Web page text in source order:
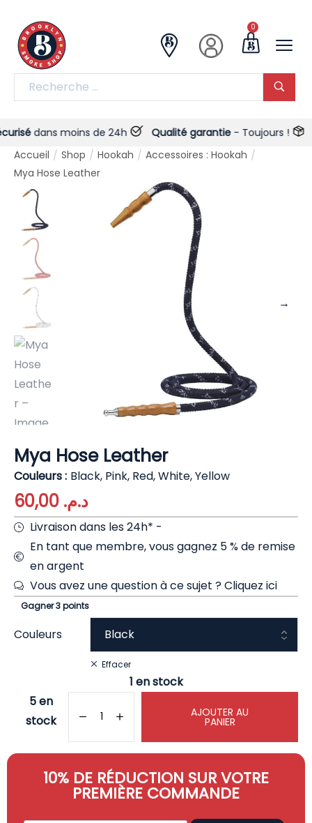
0
dans moins de 24h Qualité garantie- Toujours !
Accueil / Shop / Hookah / Accessoires : Hookah /
Mya Hose Leather
Mya Hose Leather
Couleurs Black, Pink, Red, White, Yellow
د.م.
Livraison dans les 24h* -
En tant que membre, vous gagnez 5 % de remise
en argent
Vous avez une question à ce sujet ?Cliquez ici
Gagner 3 points
Couleurs
Effacer
1 en stock
5 en
stock
AJOUTER AU
PANIER
10% DE RÉDUCTION SUR VOTRE
PREMIÈRE COMMANDE